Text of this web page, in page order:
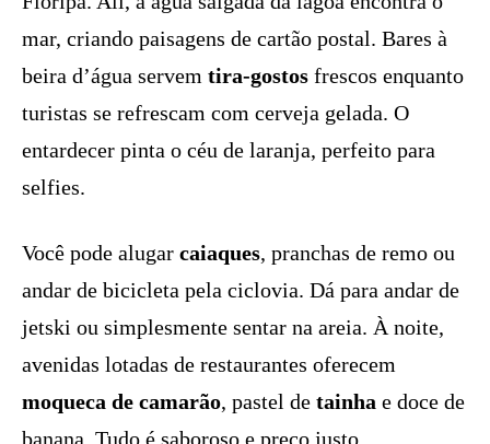
mar, criando paisagens de cartão postal. Bares à
beira d’água servem tira-gostos frescos enquanto
turistas se refrescam com cerveja gelada. O
entardecer pinta o céu de laranja, perfeito para
selfies.
Você pode alugar caiaques, pranchas de remo ou
andar de bicicleta pela ciclovia. Dá para andar de
jetski ou simplesmente sentar na areia. À noite,
avenidas lotadas de restaurantes oferecem
moqueca de camarão, pastel de tainha e doce de
banana. Tudo é saboroso e preço justo.